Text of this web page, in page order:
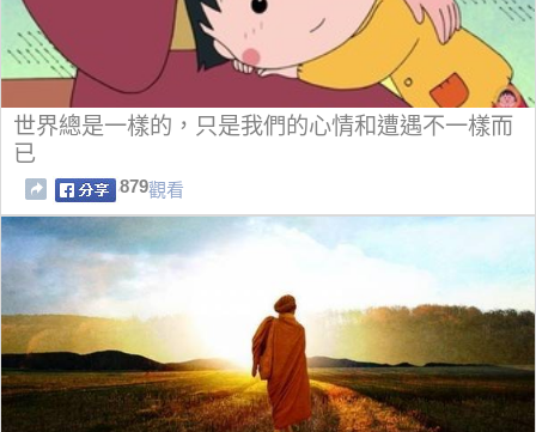
世界總是一樣的，只是我們的心情和遭遇不一樣而
已
879觀看